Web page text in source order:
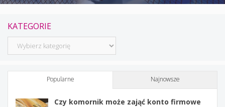
KATEGORIE
Kategorie
Popularne Najnowsze
Czy komornik może zająć konto firmowe